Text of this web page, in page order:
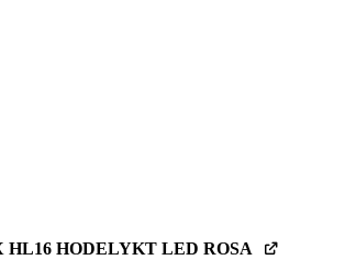
HL16 HODELYKT LED ROSA